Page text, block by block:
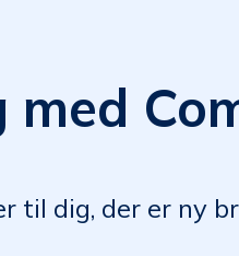
med
til dig, der er ny